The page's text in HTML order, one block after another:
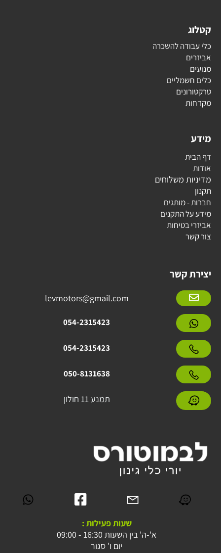
קטלוג
כלי עבודה להשכרה
אביזרים
מנועים
כלים חשמליים
טרקטורונים
מקדחות
מידע
דף הבית
אודות
מדיניות משלוחים
תקנון
חברות - מותגים
מידע על התקנים
אביזרי בטיחות
צור קשר
יצירת קשר
levmotors@gmail.com
054-2315423
054-2315423
050-8131638
תמנע 11 חולון
שעות פעילות :
א'-ה' בין השעות 16:30 - 09:00
יום ו' סגור